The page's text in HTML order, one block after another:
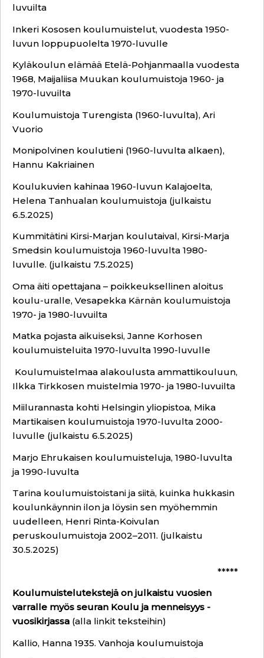
luvuilta
Inkeri Kososen koulumuistelut, vuodesta 1950-
luvun loppupuolelta 1970-luvulle
Kyläkoulun elämää Etelä-Pohjanmaalla vuodesta
1968, Maijaliisa Muukan koulumuistoja 1960- ja
1970-luvuilta
Koulumuistoja Turengista (1960-luvulta), Ari
Vuorio
Monipolvinen koulutieni (1960-luvulta alkaen),
Hannu Kakriainen
Koulukuvien kahinaa 1960-luvun Kalajoelta,
Helena Tanhualan koulumuistoja (julkaistu
6.5.2025)
Kummitätini Kirsi-Marjan koulutaival, Kirsi-Marja
Smedsin koulumuistoja 1960-luvulta 1980-
luvulle. (julkaistu 7.5.2025)
Oma äiti opettajana – poikkeuksellinen aloitus
koulu-uralle, Vesapekka Kärnän koulumuistoja
1970- ja 1980-luvuilta
Matka pojasta aikuiseksi, Janne Korhosen
koulumuisteluita 1970-luvulta 1990-luvulle
Koulumuistelmaa alakoulusta ammattikouluun,
Ilkka Tirkkosen muistelmia 1970- ja 1980-luvuilta
Miilurannasta kohti Helsingin yliopistoa, Mika
Martikaisen koulumuistoja 1970-luvulta 2000-
luvulle (julkaistu 6.5.2025)
Marjo Ehrukaisen koulumuisteluja, 1980-luvulta
ja 1990-luvulta
Tarina koulumuistoistani ja siitä, kuinka hukkasin
koulunkäynnin ilon ja löysin sen myöhemmin
uudelleen, Henri Rinta-Koivulan
peruskoulumuistoja 2002–2011. (julkaistu
30.5.2025)
*****
Koulumuistelutekstejä on julkaistu vuosien
varralle myös seuran Koulu ja menneisyys -
vuosikirjassa (alla linkit teksteihin)
Kallio, Hanna 1935. Vanhoja koulumuistoja